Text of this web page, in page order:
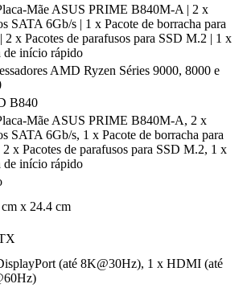
Mãe ASUS PRIME B840M-A | 2 x
SATA 6Gb/s | 1 x Pacote de borracha para
2 x Pacotes de parafusos para SSD M.2 | 1 x
de início rápido
AMD Ryzen Séries 9000, 8000 e
B840
Mãe ASUS PRIME B840M-A, 2 x
SATA 6Gb/s, 1 x Pacote de borracha para
x Pacotes de parafusos para SSD M.2, 1 x
de início rápido
x 24.4 cm
(até 8K@30Hz), 1 x HDMI (até